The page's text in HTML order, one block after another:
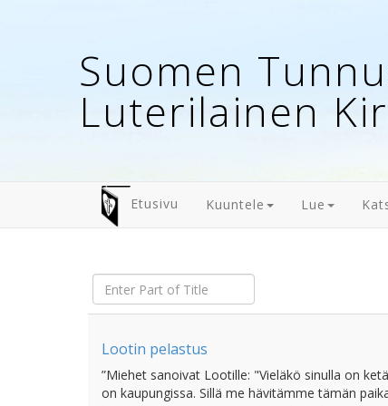
Suomen
Luterilainen
Etusivu Kuuntele Lue
Enter
Part
of
Lootin pelastus
”Miehet sanoivat Lootille: "Vieläkö sinulla on
on kaupungissa. Sillä me hävitämme tämän